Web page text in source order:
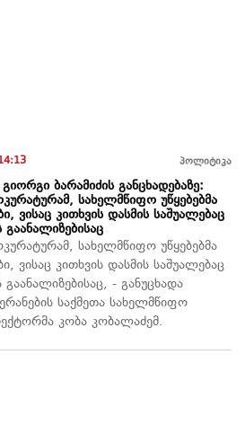
პოლიტიკა
ბარამიძის განცხადებაზე:
სახელმწიფო უწყებებმა
ვისაც კითხვის დასმის საშუალებაც
გაანალიზებისაც
სახელმწიფო უწყებებმა
ვისაც კითხვის დასმის საშუალებაც
გაანალიზებისაც, - განუცხადა
საქმეთა სახელმწიფო
კობა კობალაძემ.